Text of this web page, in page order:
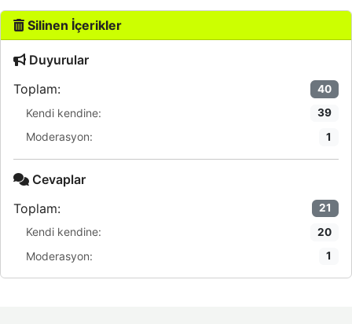
Silinen İçerikler
Duyurular
Toplam:
40
Kendi kendine: 39
Moderasyon: 1
Cevaplar
Toplam:
21
Kendi kendine: 20
Moderasyon: 1